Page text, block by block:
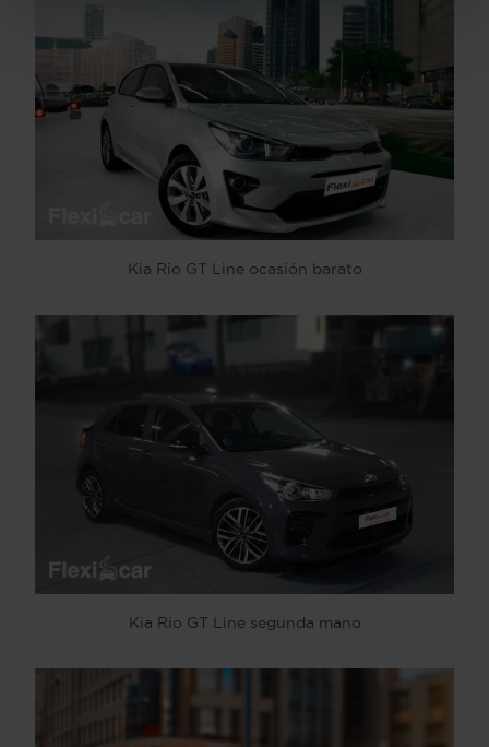
Kia Rio GT Line ocasión barato
Kia Rio GT Line segunda mano